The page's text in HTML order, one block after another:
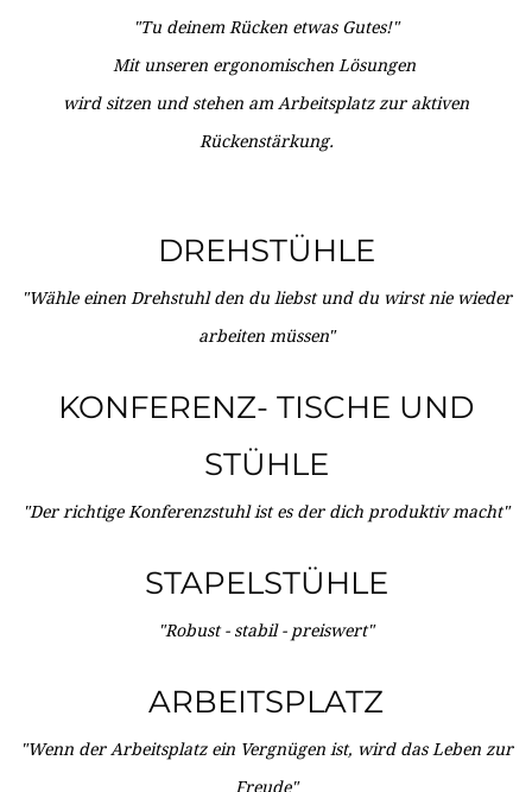
"Tu deinem Rücken etwas Gutes!"
Mit unseren ergonomischen Lösungen
wird sitzen und stehen am Arbeitsplatz zur aktiven
Rückenstärkung.
DREHSTÜHLE
"Wähle einen Drehstuhl den du liebst und du wirst nie wieder
arbeiten müssen"
KONFERENZ- TISCHE UND
STÜHLE
"Der richtige Konferenzstuhl ist es der dich produktiv macht"
STAPELSTÜHLE
"Robust - stabil - preiswert"
ARBEITSPLATZ
"Wenn der Arbeitsplatz ein Vergnügen ist, wird das Leben zur
Freude"